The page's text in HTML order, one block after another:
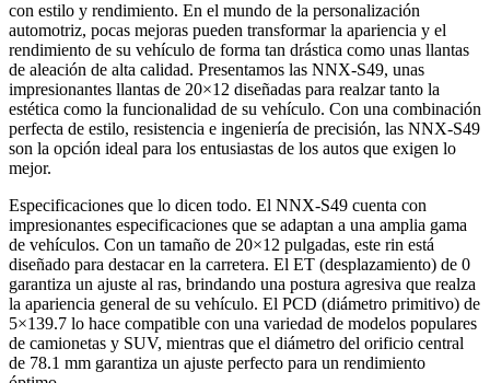
con estilo y rendimiento. En el mundo de la personalización
automotriz, pocas mejoras pueden transformar la apariencia y el
rendimiento de su vehículo de forma tan drástica como unas llantas
de aleación de alta calidad. Presentamos las NNX-S49, unas
impresionantes llantas de 20×12 diseñadas para realzar tanto la
estética como la funcionalidad de su vehículo. Con una combinación
perfecta de estilo, resistencia e ingeniería de precisión, las NNX-S49
son la opción ideal para los entusiastas de los autos que exigen lo
mejor.
Especificaciones que lo dicen todo. El NNX-S49 cuenta con
impresionantes especificaciones que se adaptan a una amplia gama
de vehículos. Con un tamaño de 20×12 pulgadas, este rin está
diseñado para destacar en la carretera. El ET (desplazamiento) de 0
garantiza un ajuste al ras, brindando una postura agresiva que realza
la apariencia general de su vehículo. El PCD (diámetro primitivo) de
5×139.7 lo hace compatible con una variedad de modelos populares
de camionetas y SUV, mientras que el diámetro del orificio central
de 78.1 mm garantiza un ajuste perfecto para un rendimiento